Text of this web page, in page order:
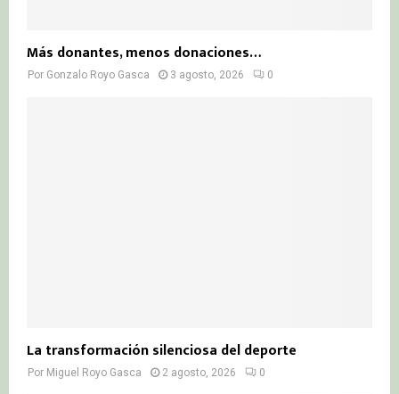
Más donantes, menos donaciones…
Por Gonzalo Royo Gasca 3 agosto, 2026 0
La transformación silenciosa del deporte
Por Miguel Royo Gasca 2 agosto, 2026 0